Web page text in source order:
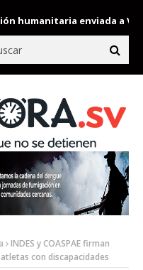
enviada a
INDES y COASPAE firman
con discapacidades